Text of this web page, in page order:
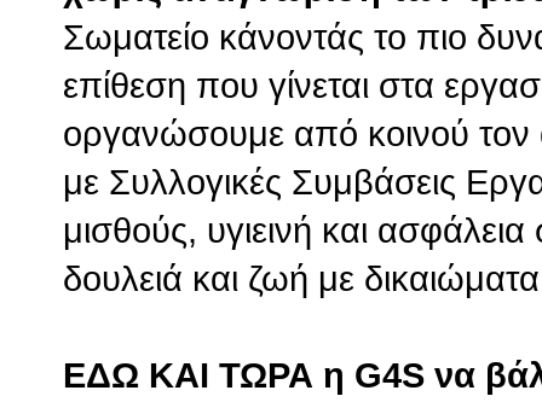
Σωματείο κάνοντάς το πιο
επίθεση που γίνεται στα
οργανώσουμε από κοινού τον
με Συλλογικές Συμβάσεις
μισθούς, υγιεινή και
δουλειά και ζωή με
ΕΔΩ ΚΑΙ ΤΩΡΑ η G4S να